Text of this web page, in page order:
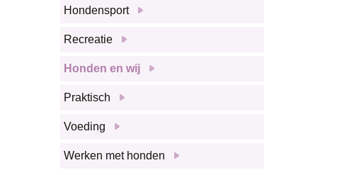
Hondensport
Recreatie
Honden en wij
Praktisch
Voeding
Werken met honden